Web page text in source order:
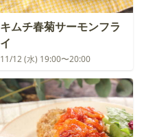
キムチ春菊サーモンフラ
イ
11/12 (水) 19:00〜20:00